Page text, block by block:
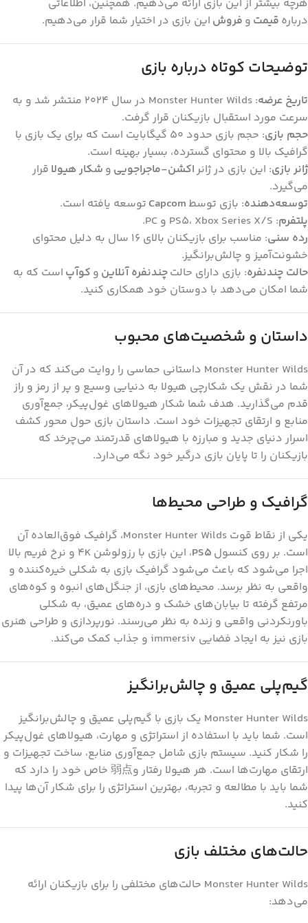
هرچه بیشتر از این بازی ارائه می‌دهیم. همچنین، اطلاعاتی
درباره قیمت و فروش این بازی در اختیار شما قرار می‌دهیم.
توضیحات کوتاه درباره بازی
تاریخ عرضه
: Monster Hunter Wilds در سال ۲۰۲۴ منتشر شد و به
سرعت مورد استقبال بازیکنان قرار گرفت.
حجم بازی
: حجم بازی حدود ۵۰ گیگابایت است که برای یک بازی با
گرافیک بالا و محتوای گسترده، بسیار بهینه است.
ژانر بازی: این بازی در ژانر اکشن-ماجراجویی و شکار هیولا قرار
می‌گیرد.
توسعه‌دهنده: بازی توسط Capcom توسعه یافته است.
پلتفرم: PS5، Xbox Series X/S و PC.
رده سنی
: مناسب برای بازیکنان بالای ۱۶ سال به دلیل محتوای
خشونت‌آمیز و چالش‌برانگیز.
حالت چندنفره: بازی دارای حالتچندنفره آنلاین و کوآپ است که به
شما امکان می‌دهد با دوستان خود همکاری کنید.
داستان و شخصیت‌های محبوب
Monster Hunter Wilds داستانی حماسی را روایت می‌کند که در آن
شما در نقش یک شکارچی هیولا به دنیایی وسیع و پر از رمز و راز
قدم می‌گذارید. هدف شما شکار هیولاهای غول‌پیکر، جمع‌آوری
منابع و ارتقای تجهیزات خود است. داستان بازی حول محور کشف
اسرار دنیای جدید و مبارزه با هیولاهای قدرتمند می‌چرخد که
بازیکنان را تا پایان بازی درگیر خود نگه می‌دارد.
گرافیک و طراحی محیط‌ها
یکی از نقاط قوت Monster Hunter Wilds، گرافیک فوق‌العاده آن
است. بر روی کنسول PS5
، این بازی با رزولوشن 4K و نرخ فریم بالا
اجرا می‌شود که باعث می‌شود گرافیک بازی به شکلی خیره‌کننده و
واقعی به نظر برسد. محیط‌های بازی، از جنگل‌های انبوه و کوه‌های
مرتفع گرفته تا بیابان‌های خشک و دره‌های عمیق، به شکلی
باورنکردنی واقعی و زنده به نظر می‌رسند. نورپردازی و طراحی هنری
بازی نیز به ایجاد فضایی immersiv و جذاب کمک می‌کند.
گیم‌پلی عمیق و چالش‌برانگیز
Monster Hunter Wilds یک بازی با گیم‌پلی عمیق و چالش‌برانگیز
است. شما باید با استفاده از استراتژی و مهارت، هیولاهای غول‌پیکر
را شکار کنید. سیستم بازی شامل جمع‌آوری منابع، ساخت تجهیزات و
ارتقای مهارت‌ها است. هر هیولا رفتار و弱点 خاص خود را دارد که
شما باید با مطالعه و تجربه، بهترین استراتژی را برای شکار آن‌ها پیدا
کنید.
حالت‌های مختلف بازی
Monster Hunter Wilds حالت‌های مختلفی را برای بازیکنان ارائه
می‌دهد: